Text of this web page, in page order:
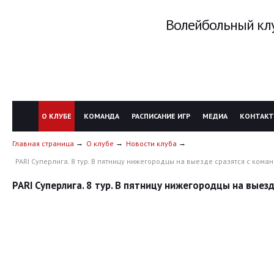
Волейбольный
О КЛУБЕ КОМАНДА РАСПИСАНИЕ ИГР МЕДИА
Главная страница О клубе
Новости клуба
PARI Суперлига. 8 тур. В пятницу нижегородцы на выезде сразятся с
PARI Суперлига. 8 тур. В пятницу нижегородцы на